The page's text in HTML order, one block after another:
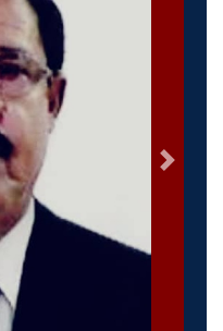
السابق